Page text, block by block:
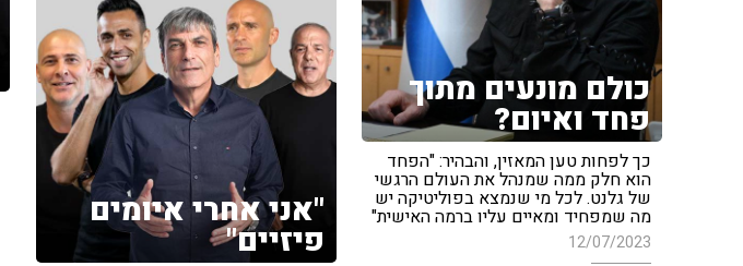
כולם מונעים מתוך
פחד ואיום?
כך לפחות טען המאזין, והבהיר: "הפחד
הוא חלק ממה שמנהל את העולם הרגשי
של גלנט. לכל מי שנמצא בפוליטיקה יש
מה שמפחיד ומאיים עליו ברמה האישית"
12/07/2023
"אני אחרי איומים
פיזיים"